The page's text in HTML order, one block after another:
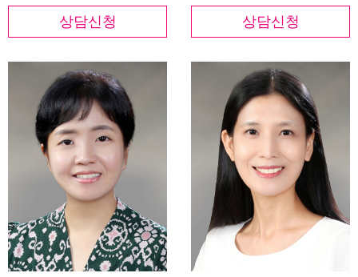
상담신청 상담신청